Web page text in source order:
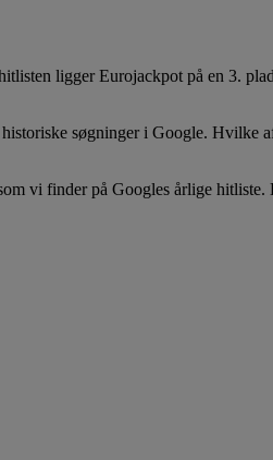
ligger Eurojackpot på en 3.
søgninger i Google. Hvilke
vi finder på Googles årlige